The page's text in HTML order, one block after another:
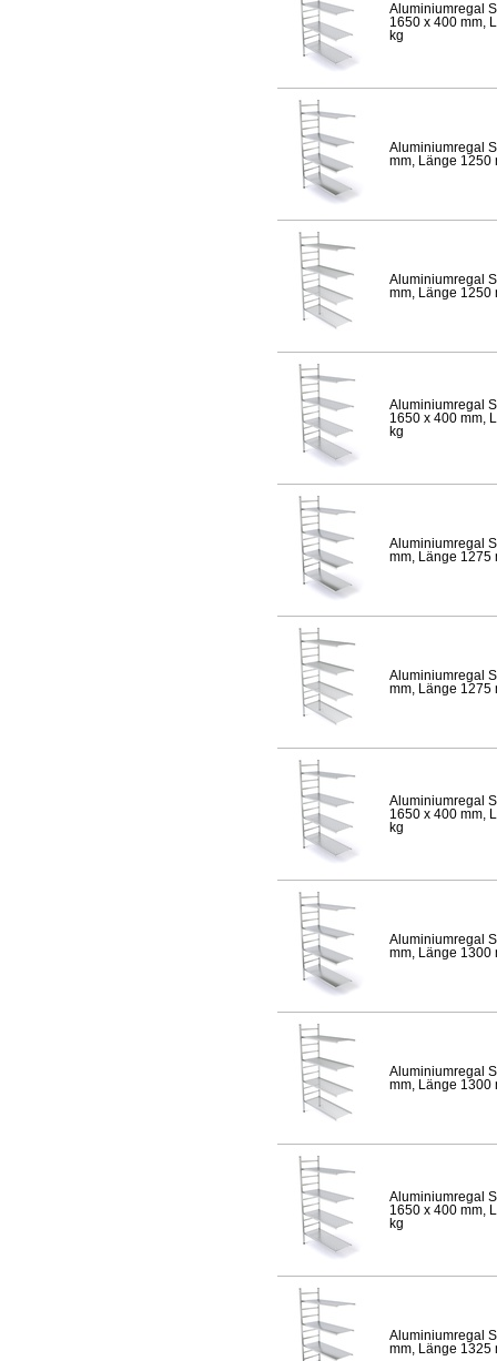
Aluminiumregal
1650 x 400 mm,
kg
Aluminiumregal
mm, Länge 1250
Aluminiumregal
mm, Länge 1250
Aluminiumregal
1650 x 400 mm,
kg
Aluminiumregal
mm, Länge 1275
Aluminiumregal
mm, Länge 1275
Aluminiumregal
1650 x 400 mm,
kg
Aluminiumregal
mm, Länge 1300
Aluminiumregal
mm, Länge 1300
Aluminiumregal
1650 x 400 mm,
kg
Aluminiumregal
mm, Länge 1325